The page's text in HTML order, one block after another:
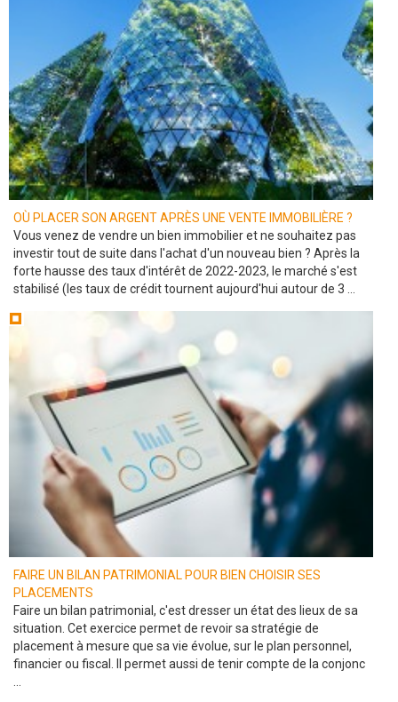
OÙ PLACER SON ARGENT APRÈS UNE VENTE IMMOBILIÈRE ?
Vous venez de vendre un bien immobilier et ne souhaitez pas
investir tout de suite dans l'achat d'un nouveau bien ? Après la
forte hausse des taux d'intérêt de 2022-2023, le marché s'est
stabilisé (les taux de crédit tournent aujourd'hui autour de 3 ...
FAIRE UN BILAN PATRIMONIAL POUR BIEN CHOISIR SES
PLACEMENTS
Faire un bilan patrimonial, c'est dresser un état des lieux de sa
situation. Cet exercice permet de revoir sa stratégie de
placement à mesure que sa vie évolue, sur le plan personnel,
financier ou fiscal. Il permet aussi de tenir compte de la conjonc